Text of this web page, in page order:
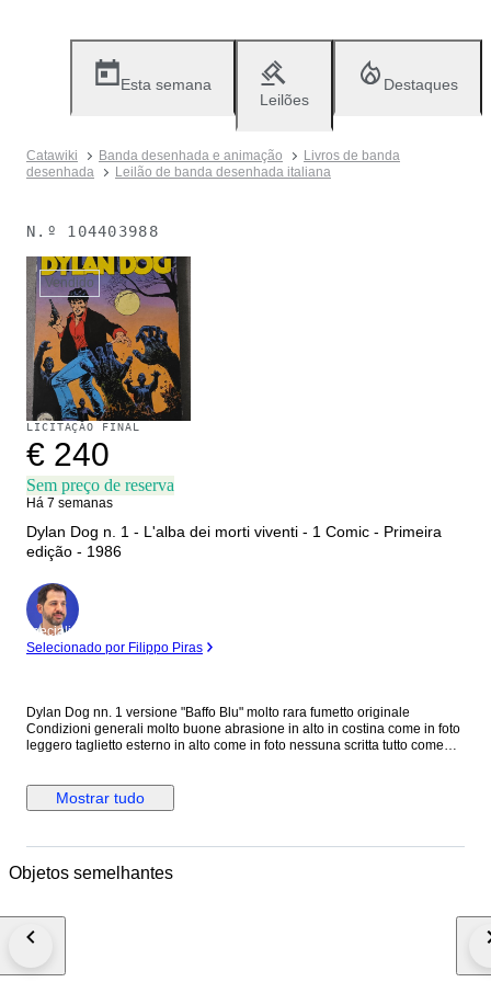
Esta semana
Leilões
Destaques
Catawiki Banda desenhada e animação
Livros de banda
desenhada
Leilão de banda desenhada italiana
N.º 104403988
Vendido
LICITAÇÃO FINAL
€ 240
Sem preço de reserva
Há 7 semanas
Dylan Dog n. 1 - L'alba dei morti viventi - 1 Comic - Primeira
edição - 1986
Especialista
Selecionado por Filippo Piras
Dylan Dog nn. 1 versione "Baffo Blu" molto rara fumetto originale
Condizioni generali molto buone abrasione in alto in costina come in foto
leggero taglietto esterno in alto come in foto nessuna scritta tutto come
Mostrar tudo
Objetos semelhantes